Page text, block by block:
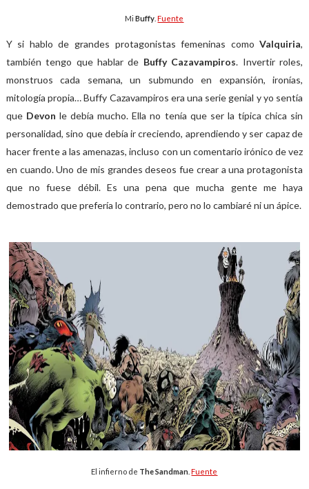
MiBuffy .Fuente
Y si hablo de grandes protagonistas femeninas comoValquiria,
también tengo que hablar de Buffy Cazavampiros. Invertir roles,
monstruos cada semana, un submundo en expansión, ironías,
mitología propia… Buffy Cazavampiros era una serie genial y yo sentía
que Devonle debía mucho. Ella no tenía que ser la típica chica sin
personalidad, sino que debía ir creciendo, aprendiendo y ser capaz de
hacer frente a las amenazas, incluso con un comentario irónico de vez
en cuando. Uno de mis grandes deseos fue crear a una protagonista
que no fuese débil. Es una pena que mucha gente me haya
demostrado que prefería lo contrario, pero no lo cambiaré ni un ápice.
El infierno de The Sandman .Fuente